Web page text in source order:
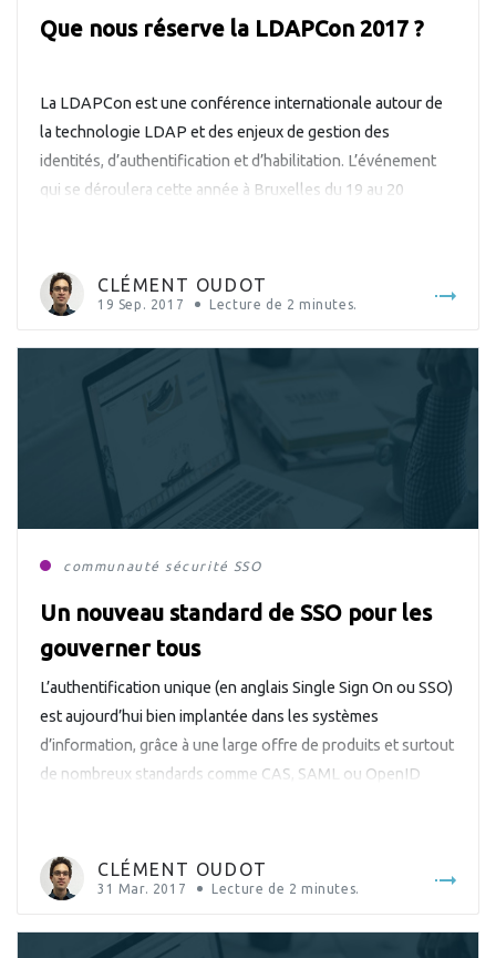
Que nous réserve la LDAPCon 2017 ?
La LDAPCon est une conférence internationale autour de
la technologie LDAP et des enjeux de gestion des
identités, d’authentification et d’habilitation. L’événement
qui se déroulera cette année à Bruxelles du 19 au 20
Unis […]CLÉMENT OUDOT
19 Sep. 2017 Lecture de 2 minutes.
communauté sécurité SSO
Un nouveau standard de SSO pour les
gouverner tous
L’authentification unique (en anglais Single Sign On ou SSO)
est aujourd’hui bien implantée dans les systèmes
d’information, grâce à une large offre de produits et surtout
de nombreux standards comme CAS, SAML ou OpenID
norme demande un temps […]
CLÉMENT OUDOT
31 Mar. 2017 Lecture de 2 minutes.